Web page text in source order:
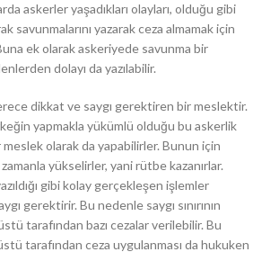
askerler yaşadıkları olayları, olduğu gibi
savunmalarını yazarak ceza almamak için
ek olarak askeriyede savunma bir
dolayı da yazılabilir.
dikkat ve saygı gerektiren bir meslektir.
yapmakla yükümlü olduğu bu askerlik
olarak da yapabilirler. Bunun için
yükselirler, yani rütbe kazanırlar.
gibi kolay gerçekleşen işlemler
gerektirir. Bu nedenle saygı sınırının
tarafından bazı cezalar verilebilir. Bu
tarafından ceza uygulanması da hukuken